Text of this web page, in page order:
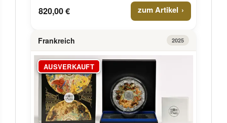
820,00 € zum Artikel
Frankreich 2025
AUSVERKAUFT